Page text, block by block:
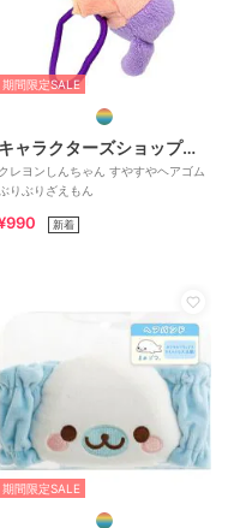
期間限定SALE
キャラクターズショップ ラフラフ
クレヨンしんちゃん すやすやヘアゴム
ぶりぶりざえもん
新着
期間限定SALE